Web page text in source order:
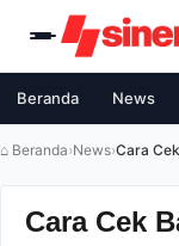
Beranda News
⌂ Beranda›News›Cara
Cara Cek